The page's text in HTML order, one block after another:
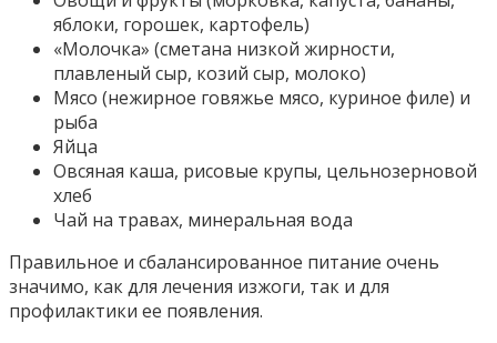
яблоки, горошек, картофель)
«Молочка» (сметана низкой жирности,
плавленый сыр, козий сыр, молоко)
Мясо (нежирное говяжье мясо, куриное филе) и
рыба
Яйца
Овсяная каша, рисовые крупы, цельнозерновой
хлеб
Чай на травах, минеральная вода
Правильное и сбалансированное питание очень
значимо, как для лечения изжоги, так и для
профилактики ее появления.